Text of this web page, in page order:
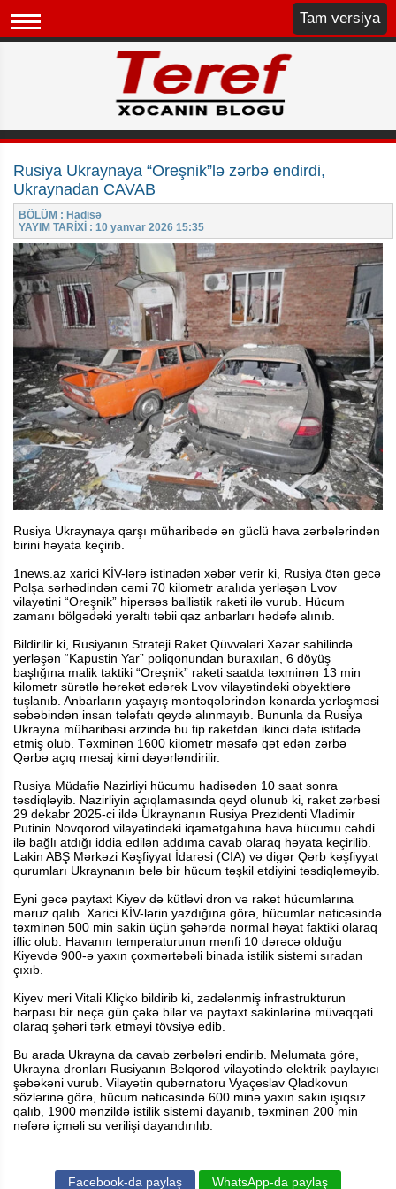
Tam versiya
Rusiya Ukraynaya “Oreşnik”lə zərbə endirdi,
Ukraynadan CAVAB
BÖLÜM : Hadisə
YAYIM TARİXİ : 10 yanvar 2026 15:35
Rusiya Ukraynaya qarşı müharibədə ən güclü hava zərbələrindən
birini həyata keçirib.
1news.az xarici KİV-lərə istinadən xəbər verir ki, Rusiya ötən gecə
Polşa sərhədindən cəmi 70 kilometr aralıda yerləşən Lvov
vilayətini “Oreşnik” hipersəs ballistik raketi ilə vurub. Hücum
zamanı bölgədəki yeraltı təbii qaz anbarları hədəfə alınıb.
Bildirilir ki, Rusiyanın Strateji Raket Qüvvələri Xəzər sahilində
yerləşən “Kapustin Yar” poliqonundan buraxılan, 6 döyüş
başlığına malik taktiki “Oreşnik” raketi saatda təxminən 13 min
kilometr sürətlə hərəkət edərək Lvov vilayətindəki obyektlərə
tuşlanıb. Anbarların yaşayış məntəqələrindən kənarda yerləşməsi
səbəbindən insan tələfatı qeydə alınmayıb. Bununla da Rusiya
Ukrayna müharibəsi ərzində bu tip raketdən ikinci dəfə istifadə
etmiş olub. Təxminən 1600 kilometr məsafə qət edən zərbə
Qərbə açıq mesaj kimi dəyərləndirilir.
Rusiya Müdafiə Nazirliyi hücumu hadisədən 10 saat sonra
təsdiqləyib. Nazirliyin açıqlamasında qeyd olunub ki, raket zərbəsi
29 dekabr 2025-ci ildə Ukraynanın Rusiya Prezidenti Vladimir
Putinin Novqorod vilayətindəki iqamətgahına hava hücumu cəhdi
ilə bağlı atdığı iddia edilən addıma cavab olaraq həyata keçirilib.
Lakin ABŞ Mərkəzi Kəşfiyyat İdarəsi (CIA) və digər Qərb kəşfiyyat
qurumları Ukraynanın belə bir hücum təşkil etdiyini təsdiqləməyib.
Eyni gecə paytaxt Kiyev də kütləvi dron və raket hücumlarına
məruz qalıb. Xarici KİV-lərin yazdığına görə, hücumlar nəticəsində
təxminən 500 min sakin üçün şəhərdə normal həyat faktiki olaraq
iflic olub. Havanın temperaturunun mənfi 10 dərəcə olduğu
Kiyevdə 900-ə yaxın çoxmərtəbəli binada istilik sistemi sıradan
çıxıb.
Kiyev meri Vitali Kliçko bildirib ki, zədələnmiş infrastrukturun
bərpası bir neçə gün çəkə bilər və paytaxt sakinlərinə müvəqqəti
olaraq şəhəri tərk etməyi tövsiyə edib.
Bu arada Ukrayna da cavab zərbələri endirib. Məlumata görə,
Ukrayna dronları Rusiyanın Belqorod vilayətində elektrik paylayıcı
şəbəkəni vurub. Vilayətin qubernatoru Vyaçeslav Qladkovun
sözlərinə görə, hücum nəticəsində 600 minə yaxın sakin işıqsız
qalıb, 1900 mənzildə istilik sistemi dayanıb, təxminən 200 min
nəfərə içməli su verilişi dayandırılıb.
Facebook-da paylaş WhatsApp-da paylaş